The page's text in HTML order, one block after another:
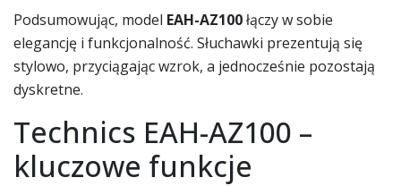
Podsumowując, model EAH-AZ100łączy w sobie
elegancję i funkcjonalność. Słuchawki prezentują się
stylowo, przyciągając wzrok, a jednocześnie pozostają
dyskretne.
Technics EAH-AZ100 –
kluczowe funkcje